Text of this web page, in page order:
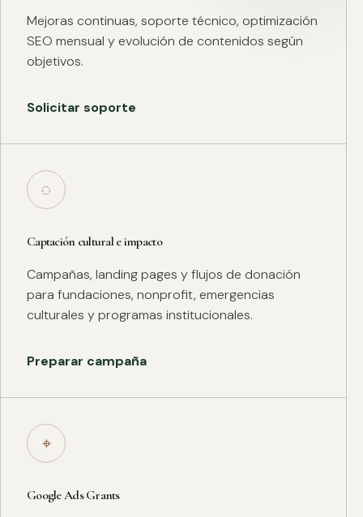
Mejoras continuas, soporte técnico, optimización
SEO mensual y evolución de contenidos según
objetivos.
Solicitar soporte
◌
Captación cultural e impacto
Campañas, landing pages y flujos de donación
para fundaciones, nonprofit, emergencias
culturales y programas institucionales.
Preparar campaña
⌖
Google Ads Grants